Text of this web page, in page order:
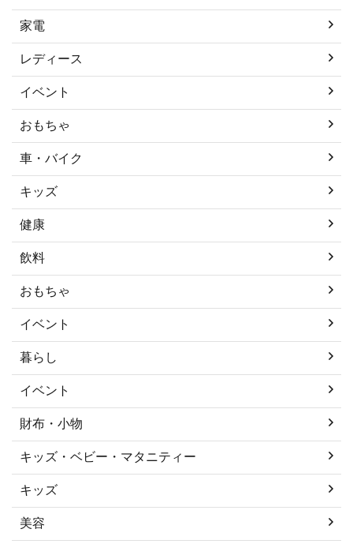
家電
レディース
イベント
おもちゃ
車・バイク
キッズ
健康
飲料
おもちゃ
イベント
暮らし
イベント
財布・小物
キッズ・ベビー・マタニティー
キッズ
美容